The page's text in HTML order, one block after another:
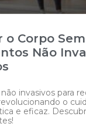
o Corpo
Não
invasivos para
o
e eficaz.